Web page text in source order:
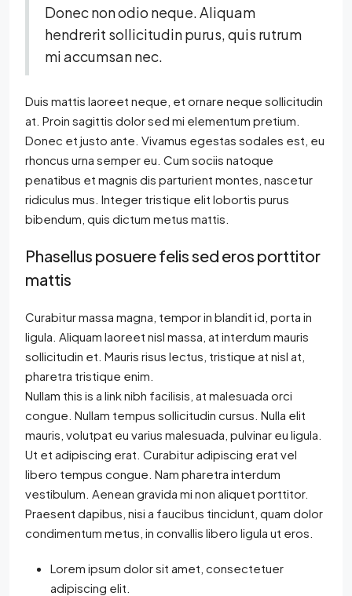
Donec non odio neque. Aliquam
hendrerit sollicitudin purus, quis rutrum
mi accumsan nec.
Duis mattis laoreet neque, et ornare neque sollicitudin
at. Proin sagittis dolor sed mi elementum pretium.
Donec et justo ante. Vivamus egestas sodales est, eu
rhoncus urna semper eu. Cum sociis natoque
penatibus et magnis dis parturient montes, nascetur
ridiculus mus. Integer tristique elit lobortis purus
bibendum, quis dictum metus mattis.
Phasellus posuere felis sed eros porttitor
mattis
Curabitur massa magna, tempor in blandit id, porta in
ligula. Aliquam laoreet nisl massa, at interdum mauris
sollicitudin et. Mauris risus lectus, tristique at nisl at,
pharetra tristique enim.
Nullam this is a link nibh facilisis, at malesuada orci
congue. Nullam tempus sollicitudin cursus. Nulla elit
mauris, volutpat eu varius malesuada, pulvinar eu ligula.
Ut et adipiscing erat. Curabitur adipiscing erat vel
libero tempus congue. Nam pharetra interdum
vestibulum. Aenean gravida mi non aliquet porttitor.
Praesent dapibus, nisi a faucibus tincidunt, quam dolor
condimentum metus, in convallis libero ligula ut eros.
Lorem ipsum dolor sit amet, consectetuer
adipiscing elit.